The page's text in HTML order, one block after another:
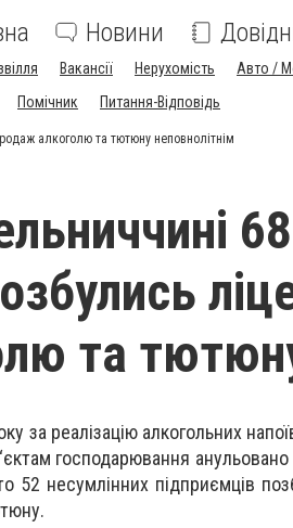
Новини
Вакансії Нерухомість Авто /
Помічник Питання-Відповідь
алкоголю та тютюну неповнолітнім
та
за реалізацію алкогольних
господарювання анульовано
52 несумлінних підприємців